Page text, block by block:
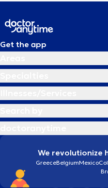
Get the app
We revolutionize
GreeceBelgiumMexico